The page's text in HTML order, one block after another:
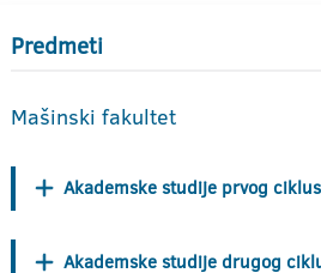
Predmeti
Mašinski fakultet
Akademske studije prvog
Akademske studije drugog